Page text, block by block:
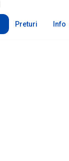
Preturi Info